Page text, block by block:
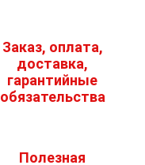
Заказ, оплата,
доставка,
гарантийные
обязательства
Полезная